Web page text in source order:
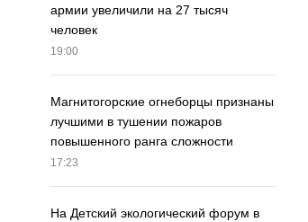
армии увеличили на 27 тысяч
человек
19:00
Магнитогорские огнеборцы признаны
лучшими в тушении пожаров
повышенного ранга сложности
17:23
На Детский экологический форум в